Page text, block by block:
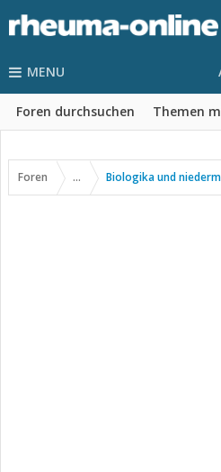
MENU
Foren durchsuchen Themen
Foren ... Biologika und